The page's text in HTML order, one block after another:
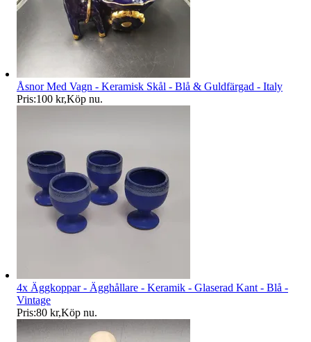
Åsnor Med Vagn - Keramisk Skål - Blå & Guldfärgad - Italy
Pris:100 kr,Köp nu.
4x Äggkoppar - Ägghållare - Keramik - Glaserad Kant - Blå -
Vintage
Pris:80 kr,Köp nu.